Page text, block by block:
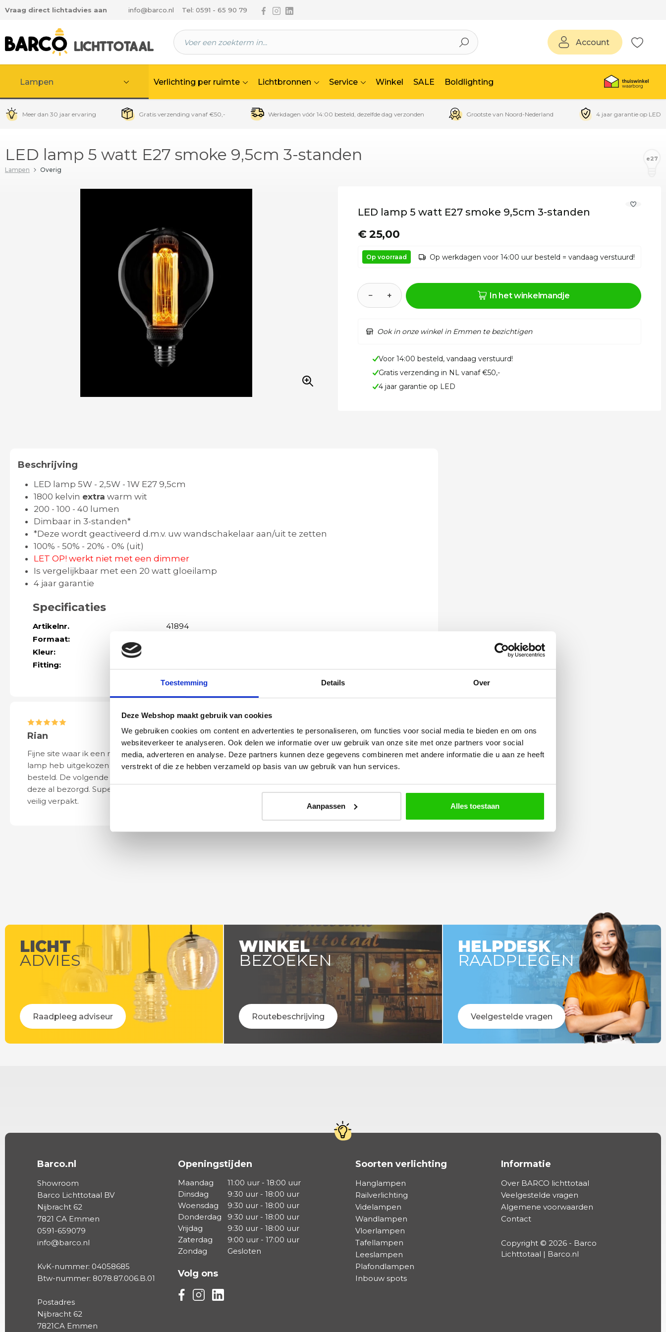
Toestemming Details Over
Deze Webshop maakt gebruik van cookies
We gebruiken cookies om content en advertenties te personaliseren, om functies voor social media te bieden en om ons
websiteverkeer te analyseren. Ook delen we informatie over uw gebruik van onze site met onze partners voor social
media, adverteren en analyse. Deze partners kunnen deze gegevens combineren met andere informatie die u aan ze heeft
verstrekt of die ze hebben verzameld op basis van uw gebruik van hun services.
Aanpassen Alles toestaan
hoofdinhoud
Vraag direct lichtadvies aan info@barco.nl Tel: 0591 - 65 90 79 Volg ons via Facebook
Volg ons via Instagram
Volg ons via Linkedin
Account
Lampen Verlichting per ruimte Lichtbronnen Service Winkel SALE Boldlighting
Meer dan 30 jaar ervaring Gratis verzending vanaf €50,- Werkdagen vóór 14:00 besteld, dezelfde dag verzonden Grootste van Noord-Nederland 4 jaar garantie op LED
LED lamp 5 watt E27 smoke 9,5cm 3-standen
Lampen Overig
e27
LED lamp 5 watt E27 smoke 9,5cm 3-standen
€ 25,00
Op voorraad Op werkdagen voor 14:00 uur besteld = vandaag verstuurd!
− + In het winkelmandje
Ook in onze winkel in Emmen te bezichtigen
Voor 14:00 besteld, vandaag verstuurd!
Gratis verzending in NL vanaf €50,-
4 jaar garantie op LED
Beschrijving
LED lamp 5W - 2,5W - 1W E27 9,5cm
1800 kelvin extra warm wit
200 - 100 - 40 lumen
Dimbaar in 3-standen*
*Deze wordt geactiveerd d.m.v. uw wandschakelaar aan/uit te zetten
100% - 50% - 20% - 0% (uit)
LET OP! werkt niet met een dimmer
Is vergelijkbaar met een 20 watt gloeilamp
4 jaar garantie
Specificaties
Artikelnr.
41894
Formaat:
Kleur:
Fitting:
Rian
Fijne site waar ik een mooie
lamp heb uitgekozen en
besteld. De volgende dag werd
deze al bezorgd. Super netjes en
veilig verpakt.
Anne
Het bestellen, betalen en
leveren verliep vlot en volledig
Yvonne
Wij hadden 2 lampen besteld
met totaal 11 mondgeblazen
bedrijf zeker aan!
LICHT
ADVIES
Raadpleeg adviseur
WINKEL
BEZOEKEN
Routebeschrijving
HELPDESK
RAADPLEGEN
Veelgestelde vragen
Barco.nl
Showroom
Barco Lichttotaal BV
Nijbracht 62
7821 CA Emmen
0591-659079
info@barco.nl
KvK-nummer: 04058685
Btw-nummer: 8078.87.006.B.01
Postadres
Nijbracht 62
7821CA Emmen
Openingstijden
Maandag
11:00 uur - 18:00 uur
Dinsdag
9:30 uur - 18:00 uur
Woensdag
9:30 uur - 18:00 uur
Donderdag
9:30 uur - 18:00 uur
Vrijdag
9:30 uur - 18:00 uur
Zaterdag
9:00 uur - 17:00 uur
Zondag
Gesloten
Volg ons
Volg ons via Facebook
Volg ons via Instagram
Volg ons via Linkedin
Soorten verlichting
Hanglampen
Railverlichting
Videlampen
Wandlampen
Vloerlampen
Tafellampen
Leeslampen
Plafondlampen
Inbouw spots
Informatie
Over BARCO lichttotaal
Veelgestelde vragen
Algemene voorwaarden
Contact
Copyright © 2026 - Barco
Lichttotaal | Barco.nl